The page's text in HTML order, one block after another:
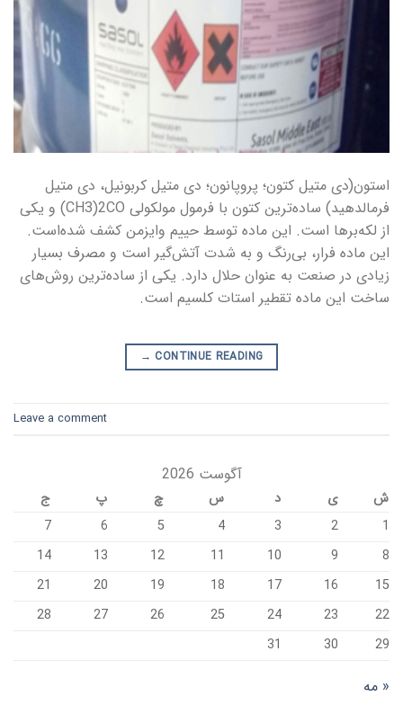
استون(دی متیل کتون؛ پروپانون؛ دی متیل کربونیل، دی متیل
فرمالدهید) ساده‌ترین کتون با فرمول مولکولی CH3)2CO) و یکی
از لکه‌برها است. این ماده توسط حییم وایزمن کشف شده‌است.
این ماده فرار، بی‌رنگ و به شدت آتش‌گیر است و مصرف بسیار
زیادی در صنعت به عنوان حلال دارد. یکی از ساده‌ترین روش‌های
ساخت این ماده تقطیر استات کلسیم است.
CONTINUE READING
→
Leave a comment
آگوست 2026
ش ی د س چ پ
ج
1
2
3
4
5
6
7
8
9
10
11
12
13
14
15
16
17
18
19
20
21
22
23
24
25
26
27
28
29
30
31
« مه